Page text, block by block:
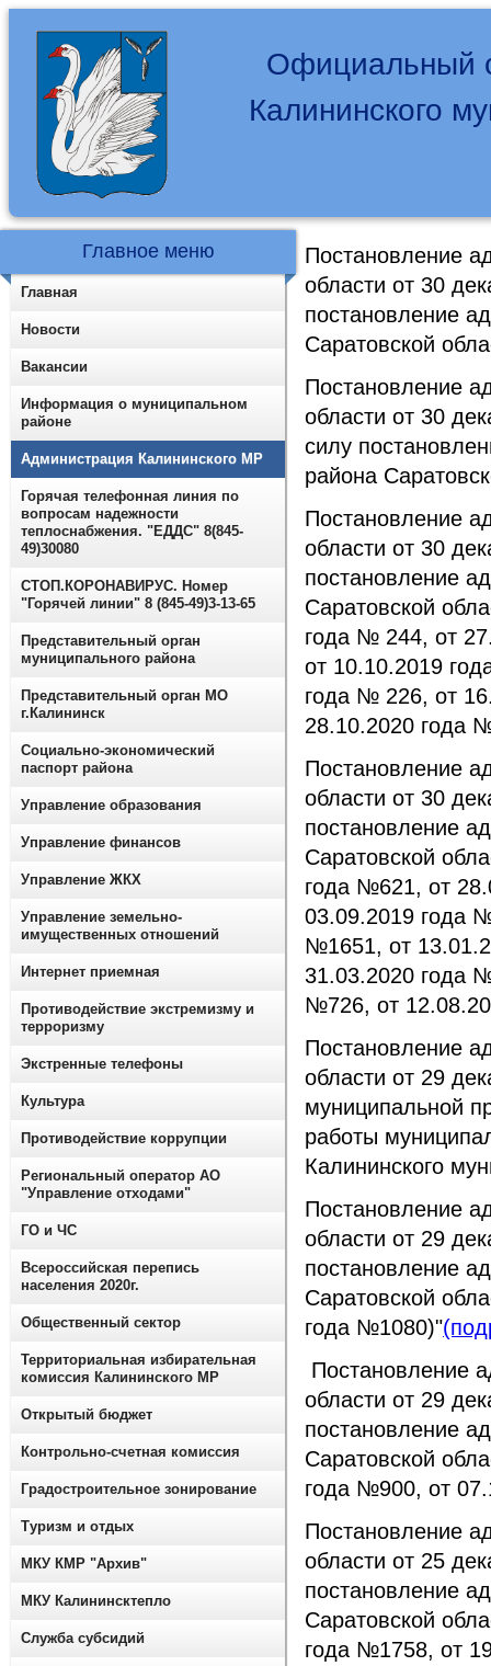
Официальный
Калининского
Постановление
области от 30
постановление
Саратовской
Постановление
области от 30
силу
района
Постановление
области от 30
постановление
Саратовской
года № 244, от
от 10.10.2019
года № 226, от
28.10.2020 года
Постановление
области от 30
постановление
Саратовской
года №621, от
03.09.2019 года
№1651, от
31.03.2020 года
№726, от
Постановление
области от 29
муниципальной
работы
Калининского
Постановление
области от 29
постановление
Саратовской
года №1080)"
Постановление
области от 29
постановление
Саратовской
года №900, от
Постановление
области от 25
постановление
Саратовской
года №1758, от
Главное меню
Главная
Новости
Вакансии
Информация о муниципальном
районе
Администрация Калининского МР
Горячая телефонная линия по
вопросам надежности
теплоснабжения. "ЕДДС" 8(845-
49)30080
СТОП.КОРОНАВИРУС. Номер
"Горячей линии" 8 (845-49)3-13-65
Представительный орган
муниципального района
Представительный орган МО
г.Калининск
Социально-экономический
паспорт района
Управление образования
Управление финансов
Управление ЖКХ
Управление земельно-
имущественных отношений
Интернет приемная
Противодействие экстремизму и
терроризму
Экстренные телефоны
Культура
Противодействие коррупции
Региональный оператор АО
"Управление отходами"
ГО и ЧС
Всероссийская перепись
населения 2020г.
Общественный сектор
Территориальная избирательная
комиссия Калининского МР
Открытый бюджет
Контрольно-счетная комиссия
Градостроительное зонирование
Туризм и отдых
МКУ КМР "Архив"
МКУ Калининсктепло
Служба субсидий